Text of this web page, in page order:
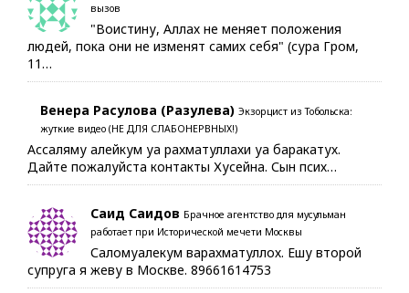
вызов
"Воистину, Аллах не меняет положения
людей, пока они не изменят самих себя" (сура Гром,
11…
Венера Расулова (Разулева) Экзорцист из Тобольска:
жуткие видео (НЕ ДЛЯ СЛАБОНЕРВНЫХ!)
Ассаляму алейкум уа рахматуллахи уа баракатух.
Дайте пожалуйста контакты Хусейна. Сын псих…
Саид Саидов Брачное агентство для мусульман
работает при Исторической мечети Москвы
Саломуалекум варахматуллох. Ешу второй
супруга я жеву в Москве. 89661614753